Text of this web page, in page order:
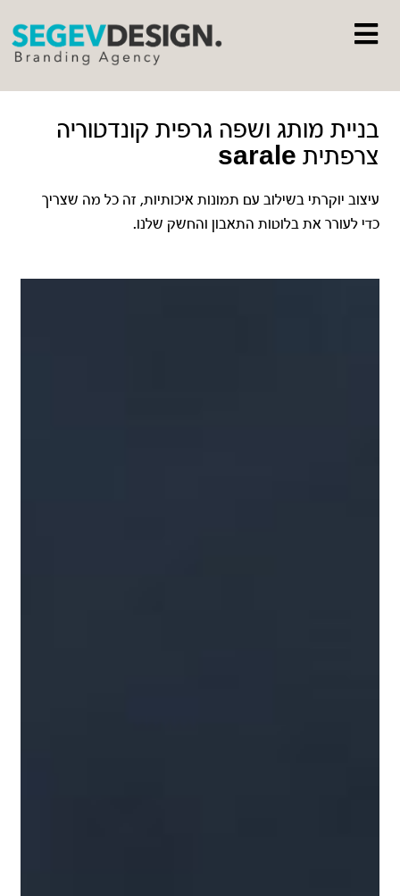
בניית מותג ושפה גרפית קונדטוריה
צרפתית sarale
עיצוב יוקרתי בשילוב עם תמונות איכותיות, זה כל מה שצריך
כדי לעורר את בלוטות התאבון והחשק שלנו.